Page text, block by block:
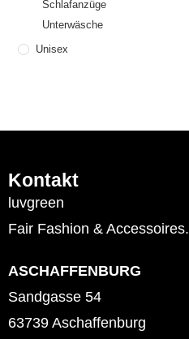
Schlafanzüge
Unterwäsche
Unisex
Kontakt
luvgreen
Fair Fashion & Accessoires.
ASCHAFFENBURG
Sandgasse 54
63739 Aschaffenburg